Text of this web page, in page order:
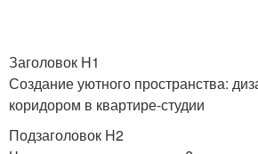
Заголовок H1
Создание уютного пространства:
коридором в квартире-студии
Подзаголовок H2